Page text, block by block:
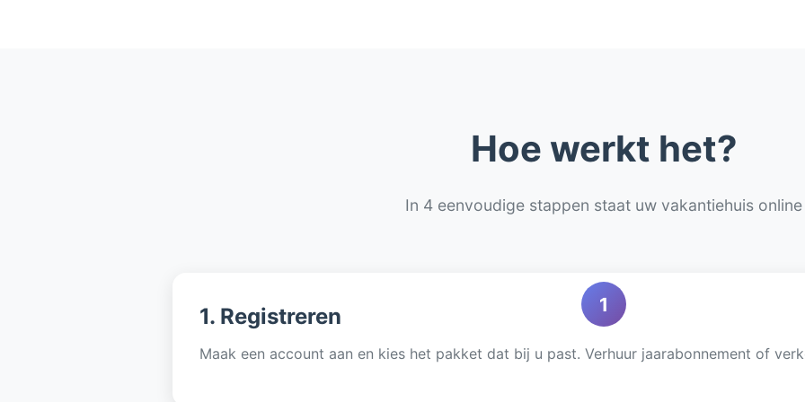
Hoe werkt het?
In 4 eenvoudige stappen staat uw vakantiehuis online
1. Registreren
Maak een account aan en kies het pakket dat bij u past. Verhuur jaarabonnement of
1